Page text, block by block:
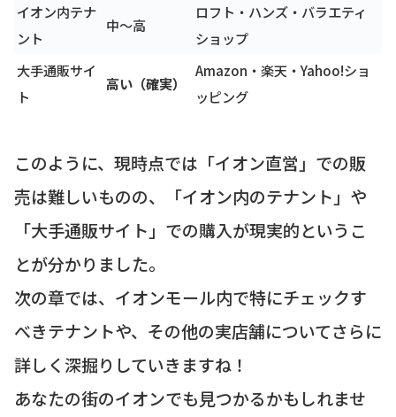
イオン内テナ
ント
中〜高
ロフト・ハンズ・バラエティ
ショップ
大手通販サイ
ト
高い（確実）
Amazon・楽天・Yahoo!ショ
ッピング
このように、現時点では「イオン直営」での販
売は難しいものの、「イオン内のテナント」や
「大手通販サイト」での購入が現実的というこ
とが分かりました。
次の章では、イオンモール内で特にチェックす
べきテナントや、その他の実店舗についてさらに
詳しく深掘りしていきますね！
あなたの街のイオンでも見つかるかもしれませ